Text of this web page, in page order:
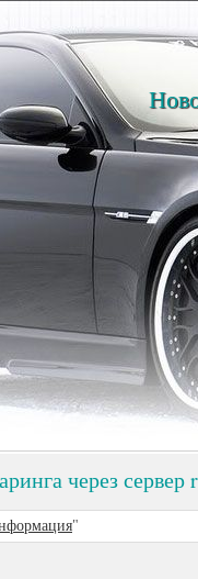
через сервер
"